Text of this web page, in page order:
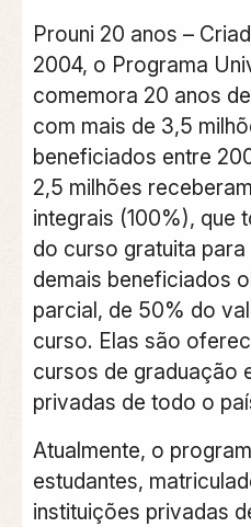
Prouni 20 anos –
2004, o Programa
comemora 20 anos
com mais de 3,5
beneficiados entre
2,5 milhões
integrais (100%), que
do curso gratuita
demais beneficiados
parcial, de 50% do
curso. Elas são
cursos de graduação
privadas de todo o
Atualmente, o
estudantes,
instituições privadas